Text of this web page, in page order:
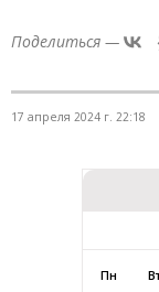
Поделиться —
17 апреля 2024 г. 22:18
Пн